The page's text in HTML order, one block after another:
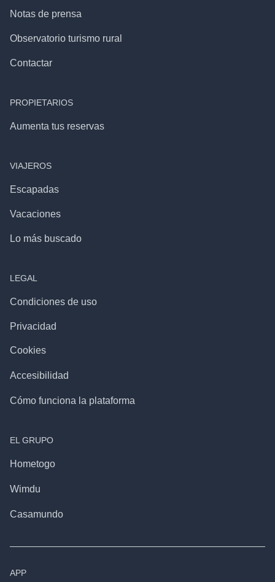
Notas de prensa
Observatorio turismo rural
Contactar
PROPIETARIOS
Aumenta tus reservas
VIAJEROS
Escapadas
Vacaciones
Lo más buscado
LEGAL
Condiciones de uso
Privacidad
Cookies
Accesibilidad
Cómo funciona la plataforma
EL GRUPO
Hometogo
Wimdu
Casamundo
APP